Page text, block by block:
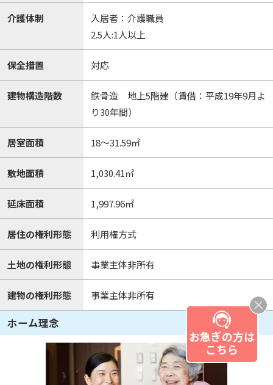
介護体制
入居者：介護職員
2.5人:1人以上
保全措置 対応
建物構造階数
鉄骨造 地上5階建（賃借：平成19年9月よ
り30年間）
居室面積 18～31.59㎡
敷地面積 1,030.41㎡
延床面積 1,997.96㎡
居住の権利形態 利用権方式
土地の権利形態 事業主体非所有
建物の権利形態 事業主体非所有
ホーム理念
お急ぎの方は
こちら